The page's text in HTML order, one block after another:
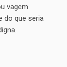
vagem
do que seria